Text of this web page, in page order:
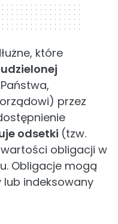
które
przez
odsetki (tzw.
obligacji w
Obligacje mogą
lub indeksowany